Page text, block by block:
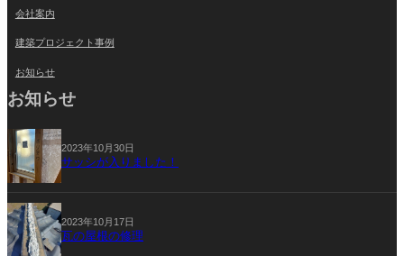
会社案内
建築プロジェクト事例
お知らせ
お知らせ
2023年10月30日
サッシが入りました！
2023年10月17日
瓦の屋根の修理